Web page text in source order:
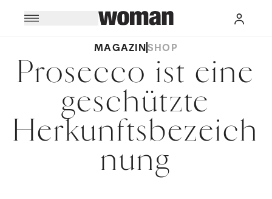
MAGAZINSHOP
Prosecco ist eine
geschützte
Herkunftsbezeich
nung